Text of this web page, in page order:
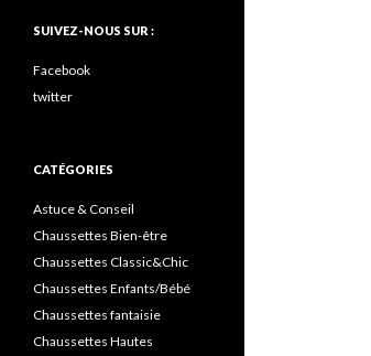
SUIVEZ-NOUS SUR :
Facebook
twitter
CATÉGORIES
Astuce & Conseil
Chaussettes Bien-être
Chaussettes Classic&Chic
Chaussettes Enfants/Bébé
Chaussettes fantaisie
Chaussettes Hautes